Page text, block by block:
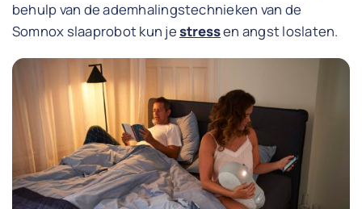
behulp van de ademhalingstechnieken van de
Somnox slaaprobot kun jestressen angst loslaten.